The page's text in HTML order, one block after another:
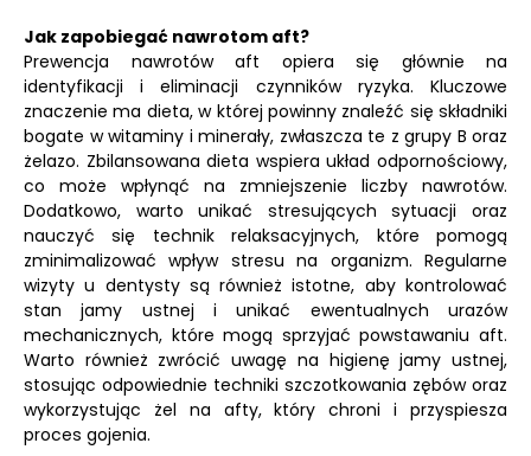
Jak zapobiegać nawrotom aft?
Prewencja nawrotów aft opiera się głównie na
identyfikacji i eliminacji czynników ryzyka. Kluczowe
znaczenie ma dieta, w której powinny znaleźć się składniki
bogate w witaminy i minerały, zwłaszcza te z grupy B oraz
żelazo. Zbilansowana dieta wspiera układ odpornościowy,
co może wpłynąć na zmniejszenie liczby nawrotów.
Dodatkowo, warto unikać stresujących sytuacji oraz
nauczyć się technik relaksacyjnych, które pomogą
zminimalizować wpływ stresu na organizm. Regularne
wizyty u dentysty są również istotne, aby kontrolować
stan jamy ustnej i unikać ewentualnych urazów
mechanicznych, które mogą sprzyjać powstawaniu aft.
Warto również zwrócić uwagę na higienę jamy ustnej,
stosując odpowiednie techniki szczotkowania zębów oraz
wykorzystując żel na afty, który chroni i przyspiesza
proces gojenia.